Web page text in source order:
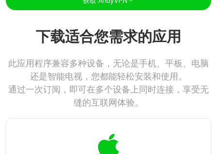
下载适合您需求的应用
此应用程序兼容多种设备，无论是手机、平板、电脑
还是智能电视，您都能轻松安装和使用。
通过一次订阅，即可在多个设备上同时连接，享受无
缝的互联网体验。